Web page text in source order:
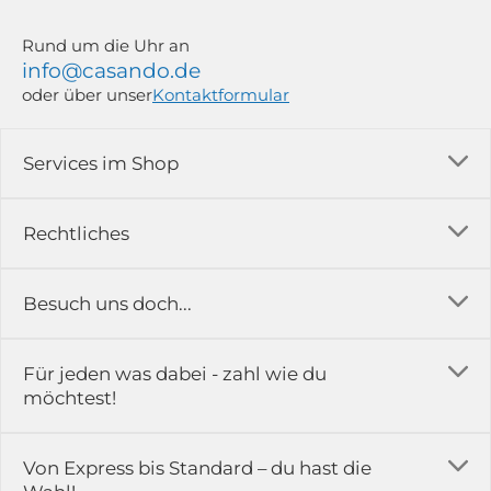
Rechtliches
Impressum
Rückgabe & Reklamation
Services im Shop
Versandkosten
Erfahrungsberichte & Bewertungen
Kontakt
Karriere
Besuch uns doch...
in der Ausstellung...
51789 Lindlar
Rund um die Uhr an
info@casando.de
oder über unserKontaktformular
Für jeden was dabei - zahl wie du
möchtest!
Von Express bis Standard – du hast die